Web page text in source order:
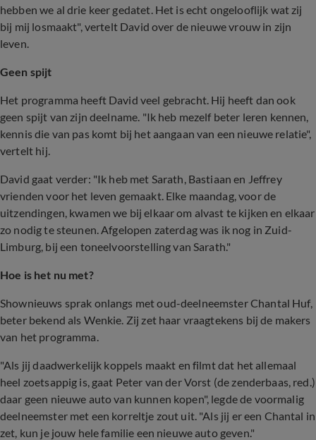
hebben we al drie keer gedatet. Het is echt ongelooflijk wat zij
bij mij losmaakt", vertelt David over de nieuwe vrouw in zijn
leven.
Geen spijt
Het programma heeft David veel gebracht. Hij heeft dan ook
geen spijt van zijn deelname. "Ik heb mezelf beter leren kennen,
kennis die van pas komt bij het aangaan van een nieuwe relatie",
vertelt hij.
David gaat verder: "Ik heb met Sarath, Bastiaan en Jeffrey
vrienden voor het leven gemaakt. Elke maandag, voor de
uitzendingen, kwamen we bij elkaar om alvast te kijken en elkaar
zo nodig te steunen. Afgelopen zaterdag was ik nog in Zuid-
Limburg, bij een toneelvoorstelling van Sarath."
Hoe is het nu met?
Shownieuws sprak onlangs met oud-deelneemster Chantal Huf,
beter bekend als Wenkie. Zij zet haar vraagtekens bij de makers
van het programma.
"Als jij daadwerkelijk koppels maakt en filmt dat het allemaal
heel zoetsappig is, gaat Peter van der Vorst (de zenderbaas, red.)
daar geen nieuwe auto van kunnen kopen", legde de voormalig
deelneemster met een korreltje zout uit. "Als jij er een Chantal in
zet, kun je jouw hele familie een nieuwe auto geven."